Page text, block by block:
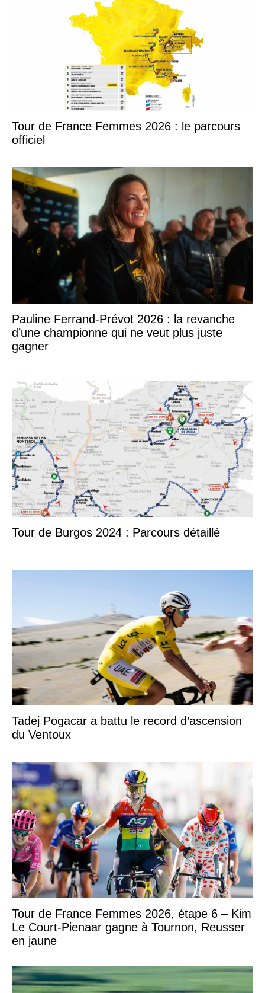
Tour de France Femmes 2026 : le parcours
officiel
Pauline Ferrand-Prévot 2026 : la revanche
d’une championne qui ne veut plus juste
gagner
Tour de Burgos 2024 : Parcours détaillé
Tadej Pogacar a battu le record d’ascension
du Ventoux
Tour de France Femmes 2026, étape 6 – Kim
Le Court-Pienaar gagne à Tournon, Reusser
en jaune